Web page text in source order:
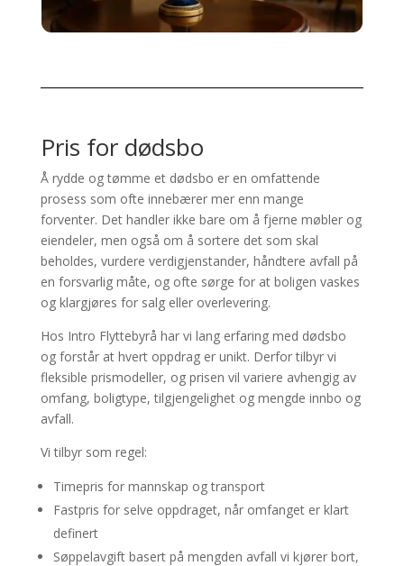
Pris for dødsbo
Å rydde og tømme et dødsbo er en omfattende
prosess som ofte innebærer mer enn mange
forventer. Det handler ikke bare om å fjerne møbler og
eiendeler, men også om å sortere det som skal
beholdes, vurdere verdigjenstander, håndtere avfall på
en forsvarlig måte, og ofte sørge for at boligen vaskes
og klargjøres for salg eller overlevering.
Hos Intro Flyttebyrå har vi lang erfaring med dødsbo
og forstår at hvert oppdrag er unikt. Derfor tilbyr vi
fleksible prismodeller, og prisen vil variere avhengig av
omfang, boligtype, tilgjengelighet og mengde innbo og
avfall.
Vi tilbyr som regel:
Timepris for mannskap og transport
Fastpris for selve oppdraget, når omfanget er klart
definert
Søppelavgift basert på mengden avfall vi kjører bort,